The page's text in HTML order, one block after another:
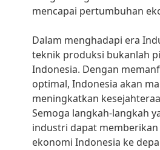
mencapai pertumbuhan
Dalam menghadapi era
teknik produksi bukanlah
Indonesia. Dengan
optimal, Indonesia akan
meningkatkan
Semoga langkah-langkah
industri dapat
ekonomi Indonesia ke